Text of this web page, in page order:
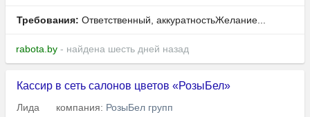
Требования: Ответственный, аккуратностьЖелание...
rabota.by - найдена шесть дней назад
Кассир в сеть салонов цветов «РозыБел»
Лида компания: РозыБел групп